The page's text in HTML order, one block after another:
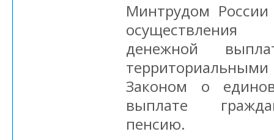
Минтрудом
денежной
Законом о
выплате
пенсию.